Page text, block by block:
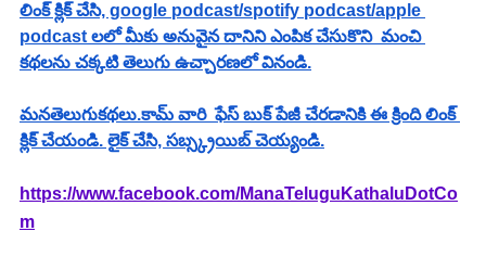
లింక్ క్లిక్ చేసి, google podcast/spotify podcast/apple
podcast లలో మీకు అనువైన దానిని ఎంపిక చేసుకొని  మంచి
కథలను చక్కటి తెలుగు ఉచ్చారణలో వినండి.
మనతెలుగుకథలు.కామ్ వారి  ఫేస్ బుక్ పేజీ చేరడానికి ఈ క్రింది లింక్
క్లిక్ చేయండి. లైక్ చేసి, సబ్స్క్రయిబ్ చెయ్యండి.
https://www.facebook.com/ManaTeluguKathaluDotCo
m